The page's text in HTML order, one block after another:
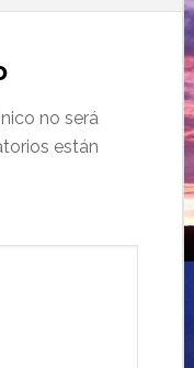
no será
están